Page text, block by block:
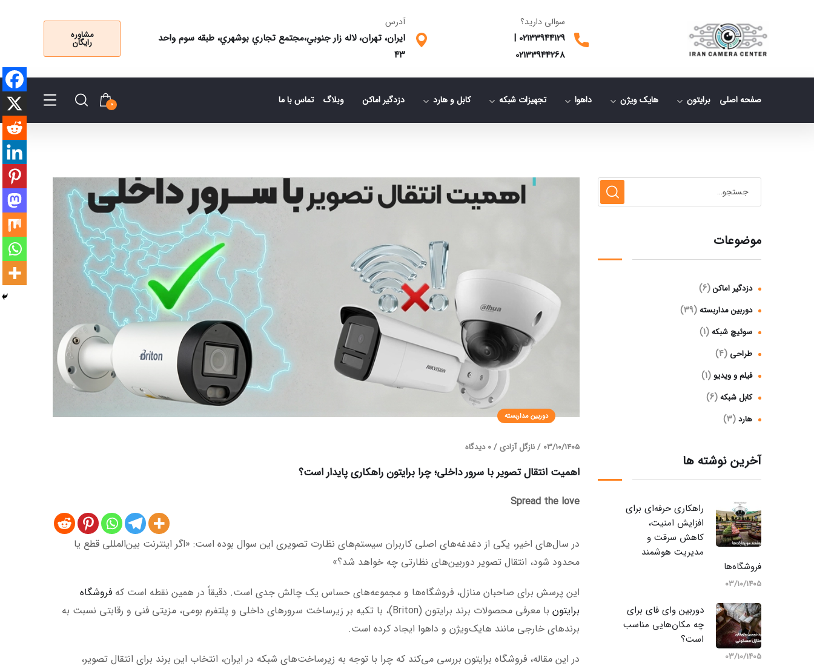
سوالی دارید؟
02133944129
|
02133944268
آدرس
ایران، تهران، لاله زار جنوبي،مجتمع تجاري بوشهري، طبقه سوم واحد
٤٣
مشاوره
رایگان
صفحه اصلی برایتون هایک ویژن داهوا تجهیزات شبکه کابل و هارد دزدگیر اماکن وبلاگ تماس با ما 0
دوربین مداربسته
03/10/1405
/نازگل آزادی /0 دیدگاه
اهمیت انتقال تصویر با سرور داخلی؛ چرا برایتون راهکاری پایدار است؟
Spread the love
در سال‌های اخیر، یکی از دغدغه‌های اصلی کاربران سیستم‌های نظارت تصویری این سوال بوده است: «اگر اینترنت بین‌المللی قطع یا
محدود شود، انتقال تصویر دوربین‌های نظارتی چه خواهد شد؟»
این پرسش برای صاحبان منازل، فروشگاه‌ها و مجموعه‌های حساس یک چالش جدی است. دقیقاً در همین نقطه است که فروشگاه
برایتون
با معرفی محصولات برند برایتون (Briton)، با تکیه بر زیرساخت سرورهای داخلی و پلتفرم بومی، مزیتی فنی و رقابتی نسبت به
برندهای خارجی مانند هایک‌ویژن و داهوا ایجاد کرده است.
در این مقاله، فروشگاه برایتون بررسی می‌کند که چرا با توجه به زیرساخت‌های شبکه در ایران، انتخاب این برند برای انتقال تصویر،
موضوعات
دزدگیر اماکن(6)
دوربین مداربسته(39)
سوئیچ شبکه(1)
طراحی (4)
فیلم و ویدیو (1)
کابل شبکه(6)
هارد(3)
آخرین نوشته ها
راهکاری حرفه‌ای برای
افزایش امنیت،
کاهش سرقت و
مدیریت هوشمند
فروشگاه‌ها
03/10/1405
دوربین وای‌ فای برای
چه مکان‌هایی مناسب
است؟
03/10/1405